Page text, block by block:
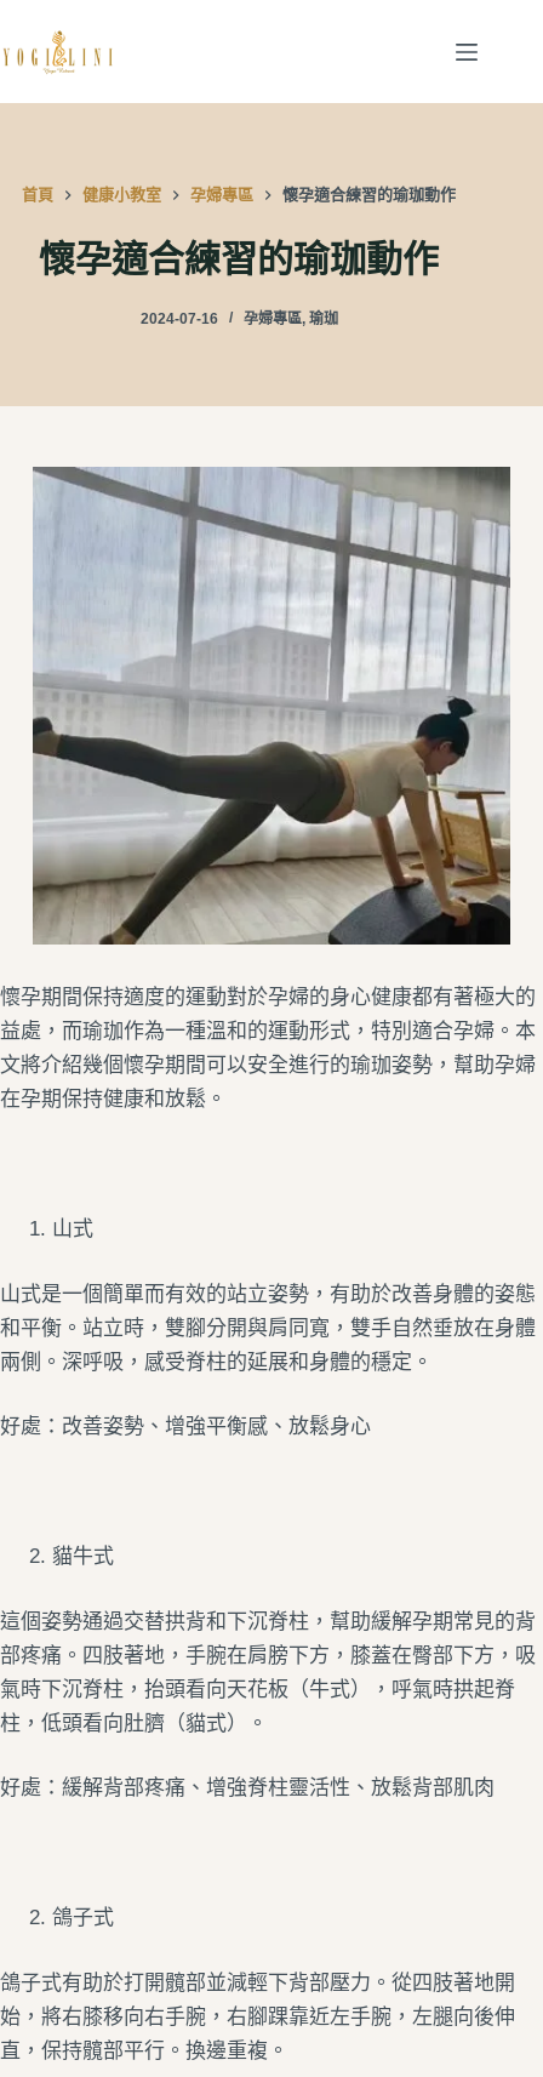
至
首頁 健康小教室 孕婦專區 懷孕適合練習的瑜珈動作
懷孕適合練習的瑜珈動作
2024-07-16 孕婦專區, 瑜珈
懷孕期間保持適度的運動對於孕婦的身心健康都有著極大的
益處，而瑜珈作為一種溫和的運動形式，特別適合孕婦。本
文將介紹幾個懷孕期間可以安全進行的瑜珈姿勢，幫助孕婦
在孕期保持健康和放鬆。
山式
山式是一個簡單而有效的站立姿勢，有助於改善身體的姿態
和平衡。站立時，雙腳分開與肩同寬，雙手自然垂放在身體
兩側。深呼吸，感受脊柱的延展和身體的穩定。
好處：改善姿勢、增強平衡感、放鬆身心
貓牛式
這個姿勢通過交替拱背和下沉脊柱，幫助緩解孕期常見的背
部疼痛。四肢著地，手腕在肩膀下方，膝蓋在臀部下方，吸
氣時下沉脊柱，抬頭看向天花板（牛式），呼氣時拱起脊
柱，低頭看向肚臍（貓式）。
好處：緩解背部疼痛、增強脊柱靈活性、放鬆背部肌肉
鴿子式
鴿子式有助於打開髖部並減輕下背部壓力。從四肢著地開
始，將右膝移向右手腕，右腳踝靠近左手腕，左腿向後伸
直，保持髖部平行。換邊重複。